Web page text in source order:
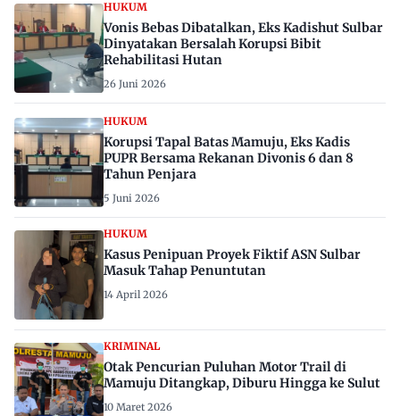
HUKUM
Vonis Bebas Dibatalkan, Eks Kadishut Sulbar
Dinyatakan Bersalah Korupsi Bibit
Rehabilitasi Hutan
26 Juni 2026
HUKUM
Korupsi Tapal Batas Mamuju, Eks Kadis
PUPR Bersama Rekanan Divonis 6 dan 8
Tahun Penjara
5 Juni 2026
HUKUM
Kasus Penipuan Proyek Fiktif ASN Sulbar
Masuk Tahap Penuntutan
14 April 2026
KRIMINAL
Otak Pencurian Puluhan Motor Trail di
Mamuju Ditangkap, Diburu Hingga ke Sulut
10 Maret 2026